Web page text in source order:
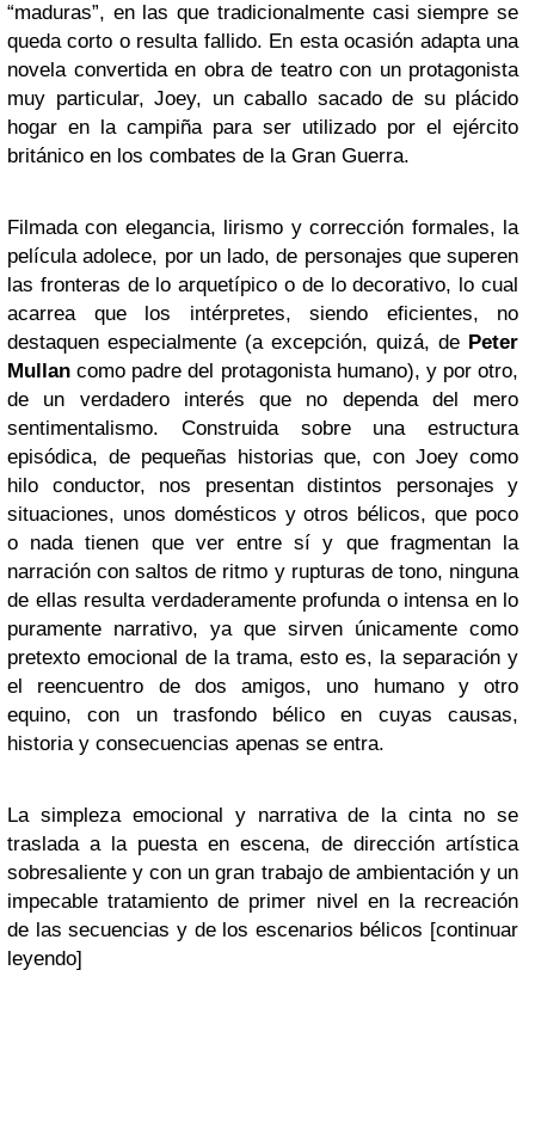
“maduras”, en las que tradicionalmente casi siempre se
queda corto o resulta fallido. En esta ocasión adapta una
novela convertida en obra de teatro con un protagonista
muy particular, Joey, un caballo sacado de su plácido
hogar en la campiña para ser utilizado por el ejército
británico en los combates de la Gran Guerra.
Filmada con elegancia, lirismo y corrección formales, la
película adolece, por un lado, de personajes que superen
las fronteras de lo arquetípico o de lo decorativo, lo cual
acarrea que los intérpretes, siendo eficientes, no
destaquen especialmente (a excepción, quizá, de Peter
Mullan como padre del protagonista humano), y por otro,
de un verdadero interés que no dependa del mero
sentimentalismo. Construida sobre una estructura
episódica, de pequeñas historias que, con Joey como
hilo conductor, nos presentan distintos personajes y
situaciones, unos domésticos y otros bélicos, que poco
o nada tienen que ver entre sí y que fragmentan la
narración con saltos de ritmo y rupturas de tono, ninguna
de ellas resulta verdaderamente profunda o intensa en lo
puramente narrativo, ya que sirven únicamente como
pretexto emocional de la trama, esto es, la separación y
el reencuentro de dos amigos, uno humano y otro
equino, con un trasfondo bélico en cuyas causas,
historia y consecuencias apenas se entra.
La simpleza emocional y narrativa de la cinta no se
traslada a la puesta en escena, de dirección artística
sobresaliente y con un gran trabajo de ambientación y un
impecable tratamiento de primer nivel en la recreación
de las secuencias y de los escenarios bélicos [continuar
leyendo]